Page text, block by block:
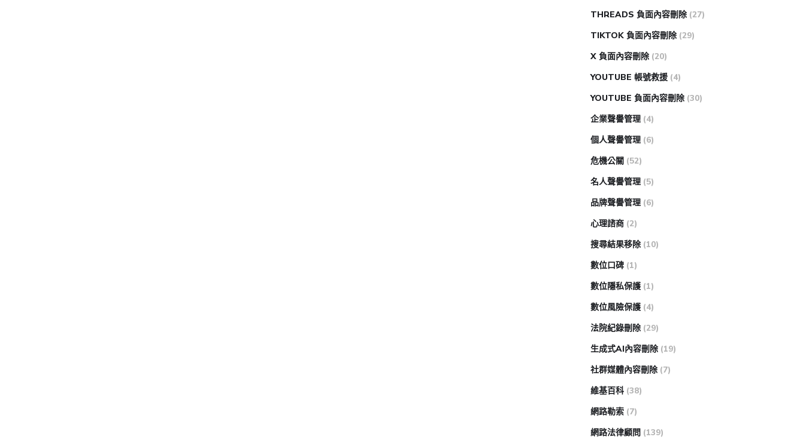
THREADS 負面內容刪除 (27)
TIKTOK 負面內容刪除 (29)
X 負面內容刪除 (20)
YOUTUBE 帳號救援 (4)
YOUTUBE 負面內容刪除 (30)
企業聲譽管理 (4)
個人聲譽管理 (6)
危機公關 (52)
名人聲譽管理 (5)
品牌聲譽管理 (6)
心理諮商 (2)
搜尋結果移除 (10)
數位口碑 (1)
數位隱私保護 (1)
數位風險保護 (4)
法院紀錄刪除 (29)
生成式AI內容刪除 (19)
社群媒體內容刪除 (7)
維基百科 (38)
網路勒索 (7)
網路法律顧問 (139)